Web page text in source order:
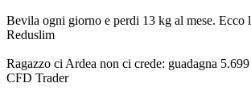
Bevila ogni giorno e perdi 13 kg al mese. Ecco
Reduslim
Ragazzo ci Ardea non ci crede: guadagna
CFD Trader